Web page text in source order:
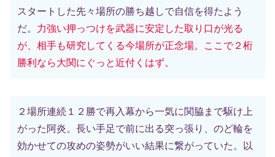
スタートした先々場所の勝ち越しで自信を得たよう
だ。 力強い押っつけを武器に安定した取り口が光る
が、相手も研究してくる今場所が正念場。ここで２桁
勝利なら大関にぐっと近付くはず。
２場所連続１２勝で再入幕から一気に関脇まで駆け上
がった阿炎。長い手足で前に出る突っ張り、のど輪を
効かせての攻めの姿勢がいい結果に繋がっていた。以